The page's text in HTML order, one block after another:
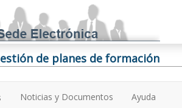
de planes de formación
Noticias y Documentos Ayuda